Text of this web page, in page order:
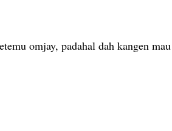
omjay, padahal dah kangen mau